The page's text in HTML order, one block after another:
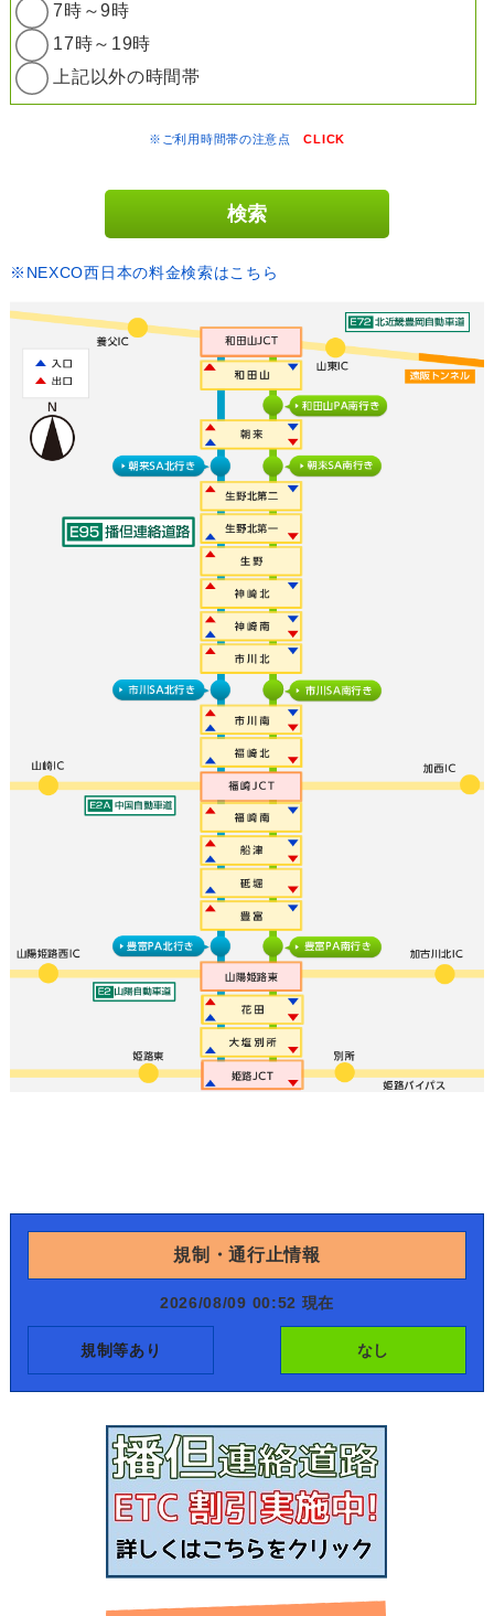
7時～9時
17時～19時
上記以外の時間帯
※ご利用時間帯の注意点CLICK
※NEXCO西日本の料金検索はこちら
規制・通行止情報
2026/08/09 00:52 現在
規制等あり なし